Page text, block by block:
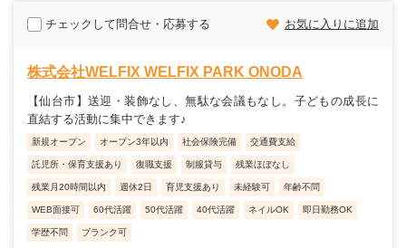
チェックして問合せ・応募する お気に入りに追加
株式会社WELFIX WELFIX PARK ONODA
【仙台市】送迎・装飾なし、無駄な会議もなし。子どもの成長に
直結する活動に集中できます♪
新規オープン オープン3年以内 社会保険完備 交通費支給
託児所・保育支援あり 復職支援 制服貸与 残業ほぼなし
残業月20時間以内 週休2日 育児支援あり 未経験可 年齢不問
WEB面接可 60代活躍 50代活躍 40代活躍 ネイルOK 即日勤務OK
学歴不問 ブランク可